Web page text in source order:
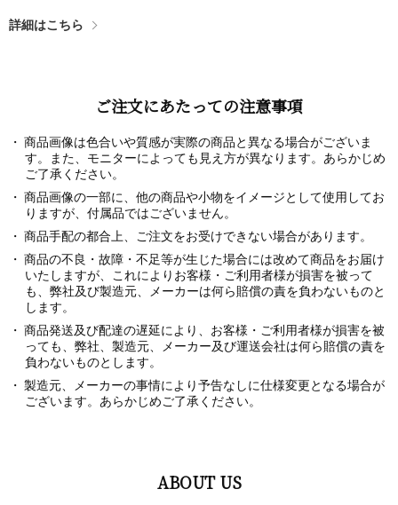
詳細はこちら
ご注文にあたっての注意事項
商品画像は色合いや質感が実際の商品と異なる場合がございま
す。また、モニターによっても見え方が異なります。あらかじめ
ご了承ください。
商品画像の一部に、他の商品や小物をイメージとして使用してお
りますが、付属品ではございません。
商品手配の都合上、ご注文をお受けできない場合があります。
商品の不良・故障・不足等が生じた場合には改めて商品をお届け
いたしますが、これによりお客様・ご利用者様が損害を被って
も、弊社及び製造元、メーカーは何ら賠償の責を負わないものと
します。
商品発送及び配達の遅延により、お客様・ご利用者様が損害を被
っても、弊社、製造元、メーカー及び運送会社は何ら賠償の責を
負わないものとします。
製造元、メーカーの事情により予告なしに仕様変更となる場合が
ございます。あらかじめご了承ください。
ABOUT US